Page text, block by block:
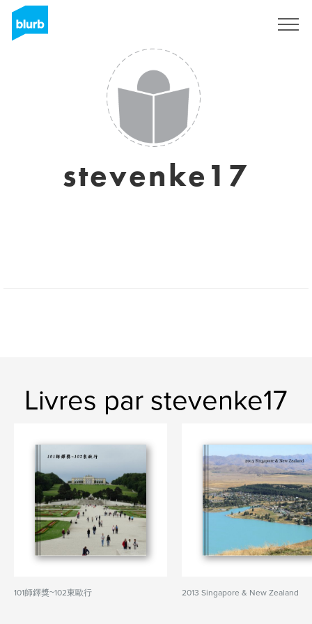
stevenke17
Livres par stevenke17
101師鐸獎~102東歐行 2013 Singapore & New Zealand